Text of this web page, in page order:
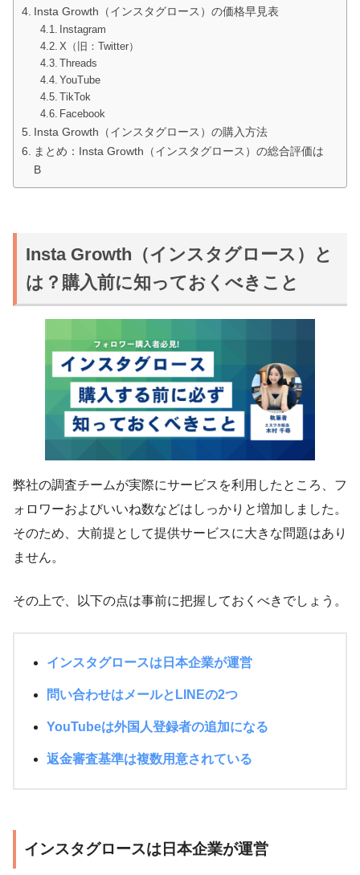
Insta Growth（インスタグロース）の価格早見表
Instagram
X（旧：Twitter）
Threads
YouTube
TikTok
Facebook
Insta Growth（インスタグロース）の購入方法
まとめ：Insta Growth（インスタグロース）の総合評価は
B
Insta Growth（インスタグロース）と
は？購入前に知っておくべきこと
弊社の調査チームが実際にサービスを利用したところ、フ
ォロワーおよびいいね数などはしっかりと増加しました。
そのため、大前提として提供サービスに大きな問題はあり
ません。
その上で、以下の点は事前に把握しておくべきでしょう。
インスタグロースは日本企業が運営
問い合わせはメールとLINEの2つ
YouTubeは外国人登録者の追加になる
返金審査基準は複数用意されている
インスタグロースは日本企業が運営